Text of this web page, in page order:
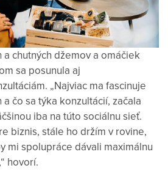
chutných džemov a omáčiek
sa posunula aj
„Najviac ma fascinuje
čo sa týka konzultácií, začala
iba na túto sociálnu sieť.
biznis, stále ho držím v rovine,
mi spolupráce dávali maximálnu
hovorí.